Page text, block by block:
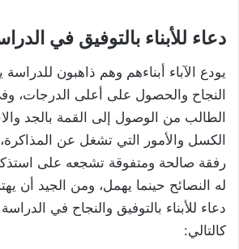
دعاء للأبناء بالتوفيق في
يودع الآباء أبناءهم وهم ذاهبون للدراسة
النجاح والحصول على أعلى الدرجات،
الطالب من الوصول إلى القمة بالجد
الكسل والأمور التي تشغل عن المذاكرة،
رفقة صالحة ومتفوقة تشجعه على
له النصائح حينما يهمل، ومن الجيد أن
دعاء للأبناء بالتوفيق والنجاح في
كالتالي: